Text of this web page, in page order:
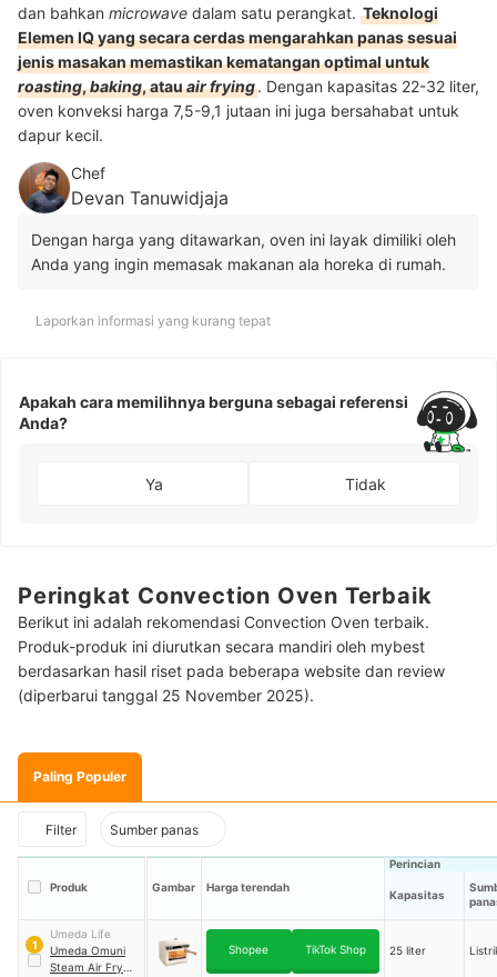
dan bahkan microwave dalam satu perangkat. Teknologi
Elemen IQ yang secara cerdas mengarahkan panas sesuai
jenis masakan memastikan kematangan optimal untuk
roasting,baking, atauair frying. Dengan kapasitas 22-32 liter,
oven konveksi harga 7,5-9,1 jutaan ini juga bersahabat untuk
dapur kecil.
Chef
Devan Tanuwidjaja
Dengan harga yang ditawarkan, oven ini layak dimiliki oleh
Anda yang ingin memasak makanan ala horeka di rumah.
Laporkan informasi yang kurang tepat
Apakah cara memilihnya berguna sebagai referensi
Anda?
Ya Tidak
Peringkat Convection Oven Terbaik
Berikut ini adalah rekomendasi Convection Oven terbaik.
Produk-produk ini diurutkan secara mandiri oleh mybest
berdasarkan hasil riset pada beberapa website dan review
(diperbarui tanggal 25 November 2025).
Paling Populer
Filter Sumber panas
Produk Gambar Harga terendah
Perincian
Kapasitas
1
Umeda Life
Umeda Omuni
Steam Air Fryer
Shopee TikTok Shop 25 liter